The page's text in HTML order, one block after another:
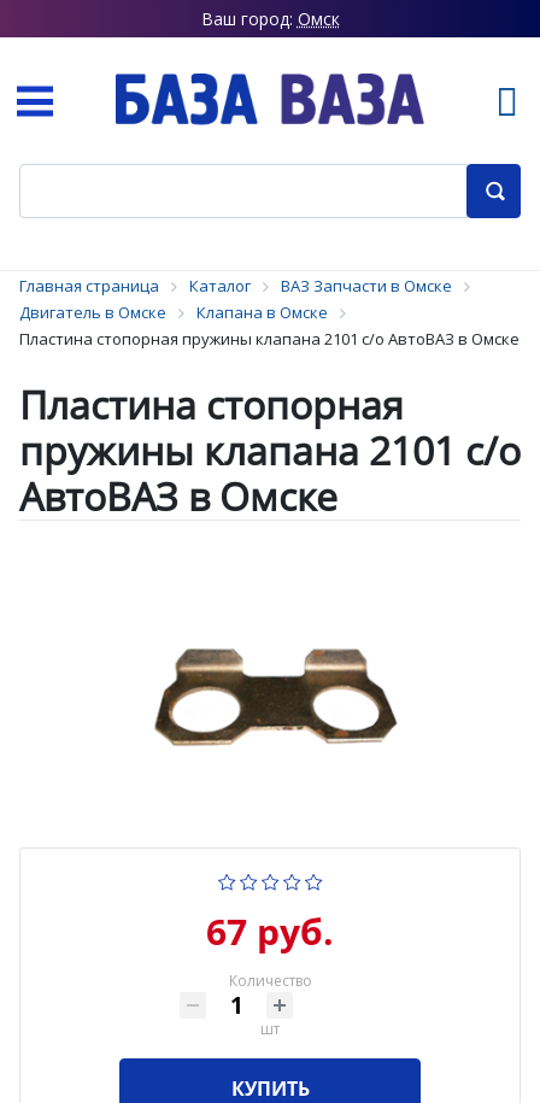
Ваш город: Омск
Главная страница Каталог
ВАЗ Запчасти в Омске
Двигатель в Омске
Клапана в Омске
Пластина стопорная пружины клапана 2101 с/о АвтоВАЗ в Омске
Пластина стопорная
пружины клапана 2101 с/о
АвтоВАЗ в Омске
67 руб.
Количество
шт
КУПИТЬ